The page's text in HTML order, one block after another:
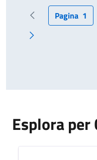
Pagina precedente
Pagina 1
Pagina successiva
Esplora per